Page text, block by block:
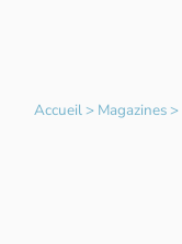
Accueil> Magazines>